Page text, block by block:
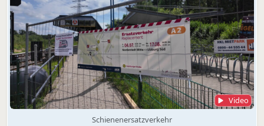
Video
Schienenersatzverkehr